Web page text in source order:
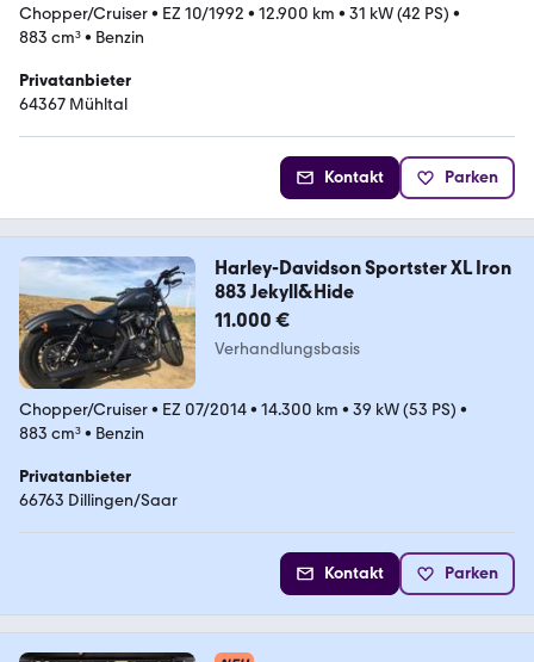
Chopper/Cruiser• EZ 10/1992 • 12.900 km • 31 kW (42 PS) •
883 cm³• Benzin
Privatanbieter
64367 Mühltal
Kontakt Parken
Harley-Davidson Sportster XL Iron
883 Jekyll&Hide
11.000 €
Verhandlungsbasis
Chopper/Cruiser• EZ 07/2014• 14.300 km • 39 kW (53 PS) •
883 cm³• Benzin
Privatanbieter
66763 Dillingen/Saar
Kontakt Parken